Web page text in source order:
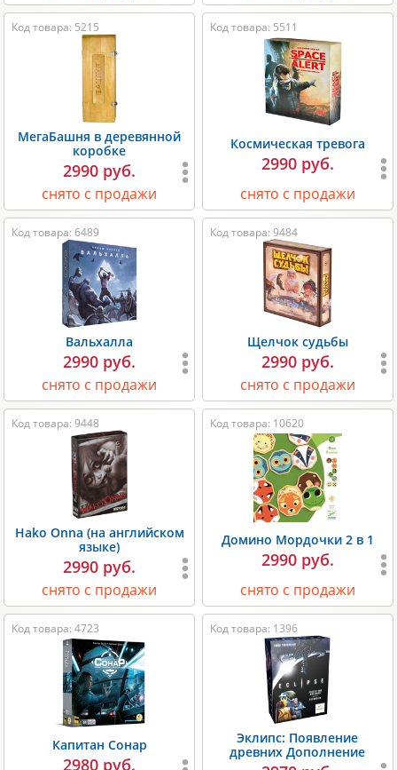
Код товара: 5215
МегаБашня в деревянной
коробке
2990 руб.
снято с продажи
Код товара: 5511
Космическая тревога
2990 руб.
снято с продажи
Код товара: 6489
Вальхалла
2990 руб.
снято с продажи
Код товара: 9484
Щелчок судьбы
2990 руб.
снято с продажи
Код товара: 9448
Hako Onna (на английском
языке)
2990 руб.
снято с продажи
Код товара: 10620
Домино Мордочки 2 в 1
2990 руб.
снято с продажи
Код товара: 4723
Капитан Сонар
2980 руб.
Код товара: 1396
Эклипс: Появление
древних Дополнение